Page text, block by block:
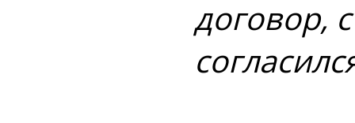
договор,